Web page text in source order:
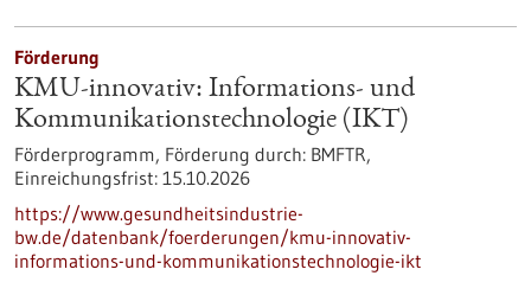
Förderung
KMU-innovativ: Informations- und
Kommunikationstechnologie (IKT)
Förderprogramm, Förderung durch: BMFTR,
Einreichungsfrist: 15.10.2026
https://www.gesundheitsindustrie-
bw.de/datenbank/foerderungen/kmu-innovativ-
informations-und-kommunikationstechnologie-ikt